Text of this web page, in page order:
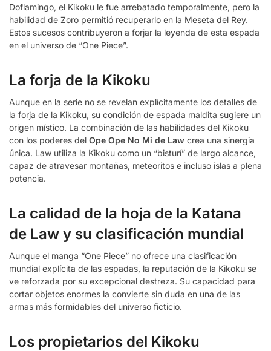
Doflamingo, el Kikoku le fue arrebatado temporalmente, pero la
habilidad de Zoro permitió recuperarlo en la Meseta del Rey.
Estos sucesos contribuyeron a forjar la leyenda de esta espada
en el universo de “One Piece”.
La forja de la Kikoku
Aunque en la serie no se revelan explícitamente los detalles de
la forja de la Kikoku, su condición de espada maldita sugiere un
origen místico. La combinación de las habilidades del Kikoku
con los poderes del Ope Ope No Mi de Law crea una sinergia
única. Law utiliza la Kikoku como un “bisturí” de largo alcance,
capaz de atravesar montañas, meteoritos e incluso islas a plena
potencia.
La calidad de la hoja de la Katana
de Law y su clasificación mundial
Aunque el manga “One Piece” no ofrece una clasificación
mundial explícita de las espadas, la reputación de la Kikoku se
ve reforzada por su excepcional destreza. Su capacidad para
cortar objetos enormes la convierte sin duda en una de las
armas más formidables del universo ficticio.
Los propietarios del Kikoku